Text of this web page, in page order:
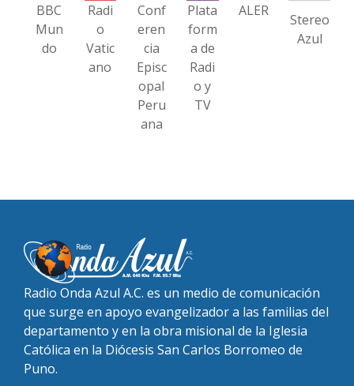
BBC
Mun
do
Radi
o
Vatic
ano
Conf
eren
cia
Episc
opal
Peru
ana
Plata
form
a de
Radi
o y
TV
ALER
Stereo
Azul
Radio Onda Azul A.C. es un medio de comunicación
que surge en apoyo evangelizador a las familias del
departamento y en la obra misional de la Iglesia
Católica en la Diócesis San Carlos Borromeo de
Puno.